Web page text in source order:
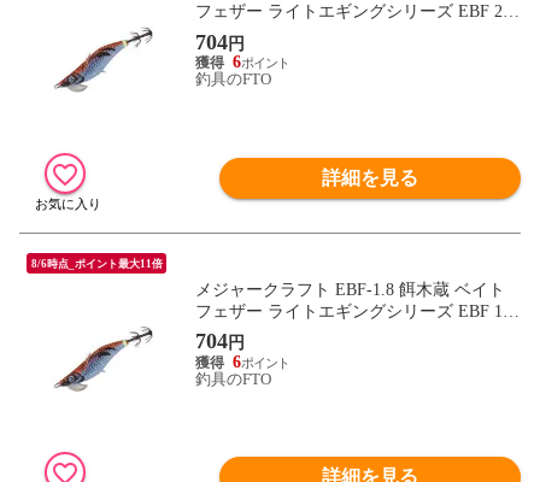
フェザー ライトエギングシリーズ EBF 2.0
号 #056 ブルー夜光レッドオレンジ
704円
6
釣具のFTO
詳細を見る
8/6時点_ポイント最大11倍
メジャークラフト EBF-1.8 餌木蔵 ベイト
フェザー ライトエギングシリーズ EBF 1.8
号 #056 ブルー夜光レッドオレンジ
704円
6
釣具のFTO
詳細を見る